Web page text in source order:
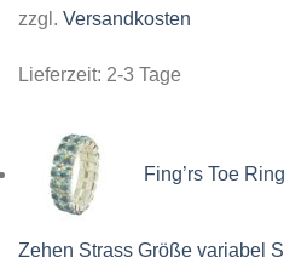
zzgl. Versandkosten
Lieferzeit: 2-3 Tage
Fing’rs Toe
Zehen Strass Größe variabel